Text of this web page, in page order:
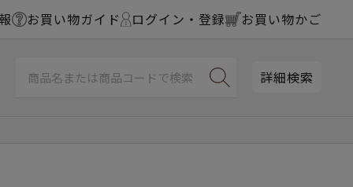
お買い物ガイド ログイン・登録 お買い物かご
詳細検索